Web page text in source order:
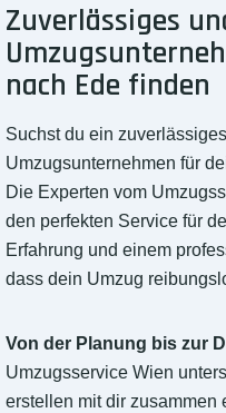
Zuverlässiges
nach Ede finden
Suchst du ein
Umzugsunternehmen für
Die Experten vom
den perfekten Service für
Erfahrung und einem
dass dein Umzug
Von der Planung bis zur
Umzugsservice Wien
erstellen mit dir